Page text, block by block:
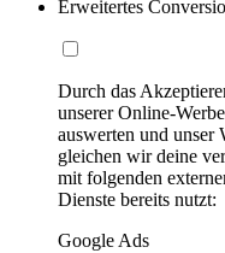
Erweitertes
Durch das
unserer Online-
auswerten und unser
gleichen wir deine
mit folgenden
Dienste bereits nutzt:
Google Ads